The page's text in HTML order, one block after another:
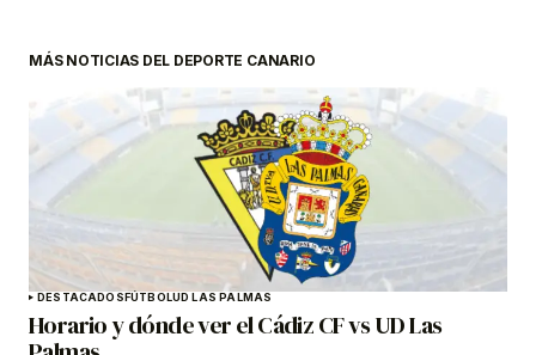
MÁS NOTICIAS DEL DEPORTE CANARIO
DESTACADOSFÚTBOLUD LAS PALMAS
Horario y dónde ver el Cádiz CF vs UD Las